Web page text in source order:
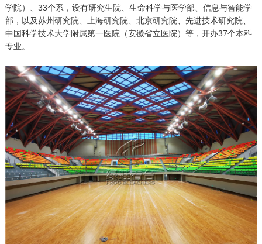
学院）、33个系，设有研究生院、生命科学与医学部、信息与智能学
部，以及苏州研究院、上海研究院、北京研究院、先进技术研究院、
中国科学技术大学附属第一医院（安徽省立医院）等，开办37个本科
专业。